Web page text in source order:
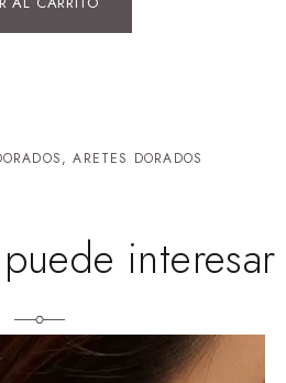
,ARETES DORADOS
interesar